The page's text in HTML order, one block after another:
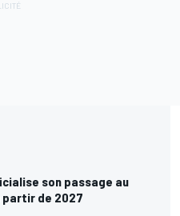
son passage au
partir de 2027